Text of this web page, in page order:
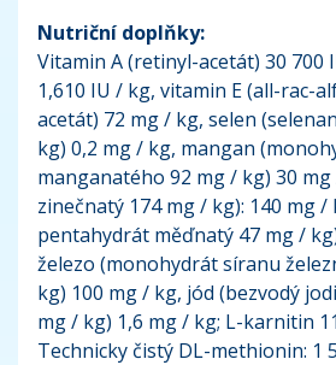
Nutriční doplňky:
Vitamin A (retinyl-acetát) 30 700
1,610 IU / kg, vitamin E (all-rac-
acetát) 72 mg / kg, selen
kg) 0,2 mg / kg, mangan
manganatého 92 mg / kg) 30
zinečnatý 174 mg / kg): 140 mg /
pentahydrát měďnatý 47 mg /
železo (monohydrát síranu
kg) 100 mg / kg, jód (bezvodý
mg / kg) 1,6 mg / kg; L-karnitin
Technicky čistý DL-methionin: 1